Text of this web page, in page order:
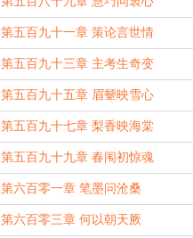
第五百九十一章 策论言世情
第五百九十三章 主考生奇变
第五百九十五章 眉颦映雪心
第五百九十七章 梨香映海棠
第五百九十九章 春闱初惊魂
第六百零一章 笔墨问沧桑
第六百零三章 何以朝天厥